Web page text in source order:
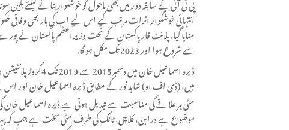
سے شروع ہوا اور 2023 تک مکل ہو گا.
ڈیرہ اسماعیل خان
ہیں، (ڈی اف او) شاہد نور کے مطابق ڈیرہ اسماعیل خان اور اس
مٹی ہر علاقے کی مناسبت سے تبدیل ہوتی ہے ڈیرہ اسماعیل
موضوع ہے درابن، کلاچی، ٹانک کی طرف مٹی سخت ہے جب کہ پہاڑ